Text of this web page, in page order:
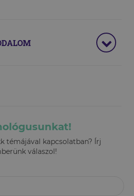
témájával kapcsolatban? Írj
válaszol!